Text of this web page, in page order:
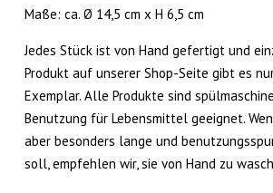
Maße: ca. Ø 14,5 cm x H 6,5 cm
Jedes Stück ist von Hand gefertigt und
Produkt auf unserer Shop-Seite gibt es
Exemplar. Alle Produkte sind
Benutzung für Lebensmittel geeignet.
aber besonders lange und
soll, empfehlen wir, sie von Hand zu